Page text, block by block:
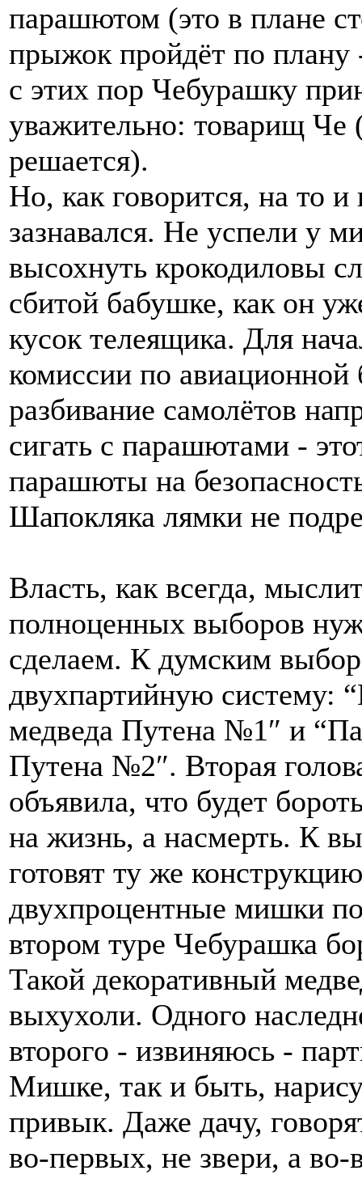
парашютом (это в плане
прыжок пройдёт по плану
с этих пор Чебурашку
уважительно: товарищ Че
решается).
Но, как говорится, на то
зазнавался. Не успели у
высохнуть крокодиловы
сбитой бабушке, как он
кусок телеящика. Для
комиссии по авиационной
разбивание самолётов
сигать с парашютами -
парашюты на
Шапокляка лямки не
Власть, как всегда,
полноценных выборов
сделаем. К думским
двухпартийную систему:
медведа Путена №1″ и
Путена №2″. Вторая
объявила, что будет
на жизнь, а насмерть. К
готовят ту же
двухпроцентные мишки
втором туре Чебурашка
Такой декоративный
выхухоли. Одного
второго - извиняюсь -
Мишке, так и быть,
привык. Даже дачу,
во-первых, не звери, а